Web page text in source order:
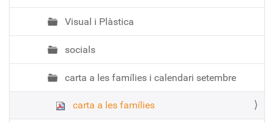
Visual i Plàstica
socials
carta a les famílies i calendari setembre
carta a les famílies